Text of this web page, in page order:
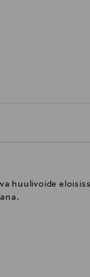
huulivoide